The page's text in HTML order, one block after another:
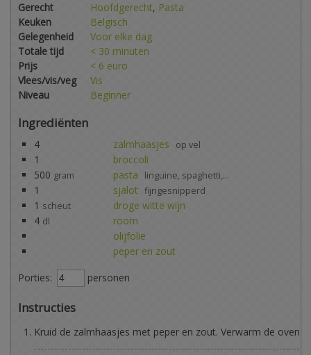
Gerecht Hoofdgerecht, Pasta
Keuken
Belgisch
Gelegenheid
Voor elke dag
Totale tijd
< 30 minuten
Prijs
< 6 euro
Vlees/vis/veg
Vis
Niveau
Beginner
Ingrediënten
4 zalmhaasjes op vel
1
broccoli
500 gram pasta linguine, spaghetti,...
1 sjalot fijngesnipperd
1 scheut
droge witte wijn
4 dl
room
olijfolie
peper en zout
Porties:
personen
Instructies
Kruid de zalmhaasjes met peper en zout. Verwarm de oven